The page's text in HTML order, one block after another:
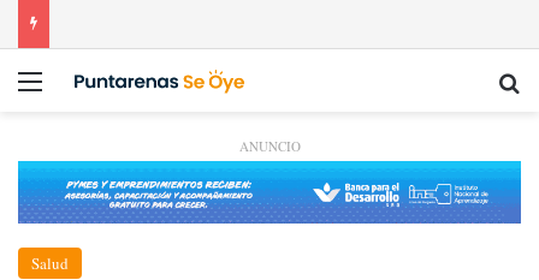
Menú
ANUNCIO
Salud